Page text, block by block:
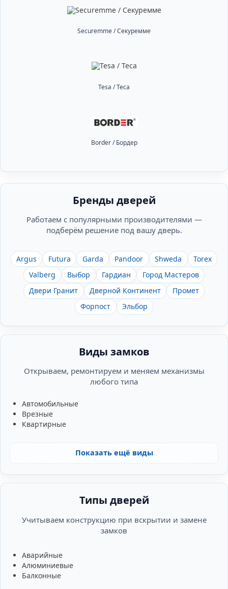
Securemme / Секуремме
Tesa / Теса
Border / Бордер
Бренды дверей
Работаем с популярными производителями —
подберём решение под вашу дверь.
Argus Futura Garda Pandoor Shweda
Torex
Valberg
Выбор Гардиан
Город Мастеров
Двери Гранит
Дверной Континент
Промет
Форпост
Эльбор
Виды замков
Открываем, ремонтируем и меняем механизмы
любого типа
Автомобильные
Врезные
Квартирные
Показать ещё виды
Типы дверей
Учитываем конструкцию при вскрытии и замене
замков
Аварийные
Алюминиевые
Балконные